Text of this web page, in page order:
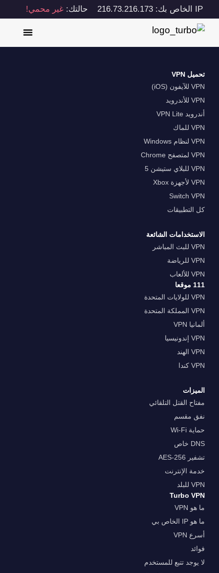
IP الخاص بك: 216.73.216.173 حالتك:غير محمي!
تحميل VPN
VPN للآيفون (iOS)
VPN للأندرويد
أندرويد VPN Lite
VPN للماك
VPN لنظام Windows
VPN لمتصفح Chrome
VPN للبلاي ستيشن 5
VPN لأجهزة Xbox
Switch VPN
كل التطبيقات
الاستخدامات الشائعة
VPN للبث المباشر
VPN للرياضة
VPN للألعاب
111 موقعا
VPN للولايات المتحدة
VPN المملكة المتحدة
ألمانيا VPN
VPN إندونيسيا
VPN الهند
VPN كندا
الميزات
مفتاح القتل التلقائي
نفق مقسم
حماية Wi-Fi
DNS خاص
تشفير AES-256
خدمة الإنترنت
VPN للبلد
Turbo VPN
ما هو VPN
ما هو IP الخاص بي
أسرع VPN
فوائد
لا يوجد تتبع للمستخدم